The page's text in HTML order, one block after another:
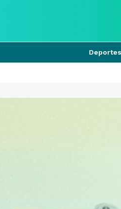
Deportes